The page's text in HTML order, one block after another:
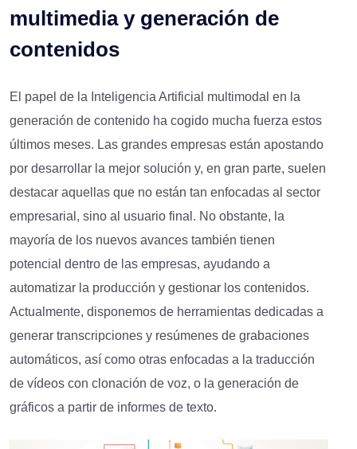
multimedia y generación de
contenidos
El papel de la Inteligencia Artificial multimodal en la
generación de contenido ha cogido mucha fuerza estos
últimos meses. Las grandes empresas están apostando
por desarrollar la mejor solución y, en gran parte, suelen
destacar aquellas que no están tan enfocadas al sector
empresarial, sino al usuario final. No obstante, la
mayoría de los nuevos avances también tienen
potencial dentro de las empresas, ayudando a
automatizar la producción y gestionar los contenidos.
Actualmente, disponemos de herramientas dedicadas a
generar transcripciones y resúmenes de grabaciones
automáticos, así como otras enfocadas a la traducción
de vídeos con clonación de voz, o la generación de
gráficos a partir de informes de texto.